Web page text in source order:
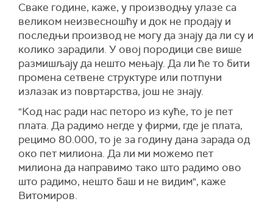
Сваке године, каже, у производњу улазе са
великом неизвесношћу и док не продају и
последњи производ не могу да знају да ли су и
колико зарадили. У овој породици све више
размишљају да нешто мењају. Да ли ће то бити
промена сетвене структуре или потпуни
излазак из повртарства, још не знају.
"Код нас ради нас петоро из куће, то је пет
плата. Да радимо негде у фирми, где је плата,
рецимо 80.000, то је за годину дана зарада од
око пет милиона. Да ли ми можемо пет
милиона да направимо тако што радимо ово
што радимо, нешто баш и не видим", каже
Витомиров.